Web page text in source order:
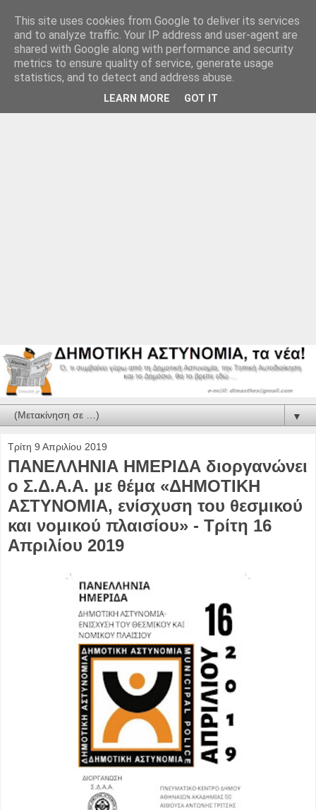
▼
Τρίτη 9 Απριλίου 2019
ΠΑΝΕΛΛΗΝΙΑ ΗΜΕΡΙΔΑ διοργανώνει
ο Σ.Δ.Α.Α. με θέμα «ΔΗΜΟΤΙΚΗ
ΑΣΤΥΝΟΜΙΑ, ενίσχυση του θεσμικού
και νομικού πλαισίου» - Τρίτη 16
Απριλίου 2019
This site uses cookies from Google to deliver its services
and to analyze traffic. Your IP address and user-agent are
shared with Google along with performance and security
metrics to ensure quality of service, generate usage
statistics, and to detect and address abuse.
LEARN MORE GOT IT